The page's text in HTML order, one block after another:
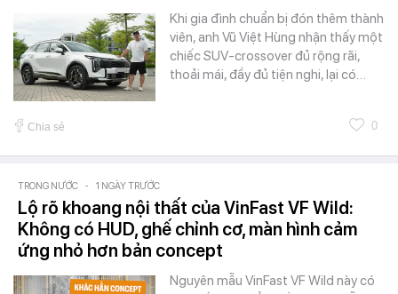
Khi gia đình chuẩn bị đón thêm thành
viên, anh Vũ Việt Hùng nhận thấy một
chiếc SUV-crossover đủ rộng rãi,
thoải mái, đầy đủ tiện nghi, lại có…
Chia sẻ 0
TRONG NƯỚC - 1 NGÀY TRƯỚC
Lộ rõ khoang nội thất của VinFast VF Wild:
Không có HUD, ghế chỉnh cơ, màn hình cảm
ứng nhỏ hơn bản concept
Nguyên mẫu VinFast VF Wild này có